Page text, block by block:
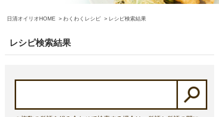
日清オイリオHOME わくわくレシピ レシピ検索結果
レシピ検索結果